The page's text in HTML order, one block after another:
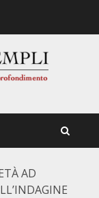
AD